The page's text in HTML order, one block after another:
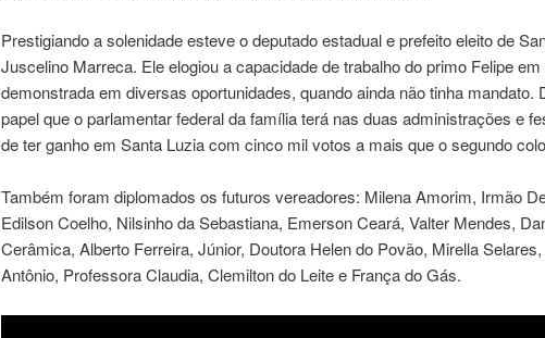
Prestigiando a solenidade esteve o deputado estadual e prefeito eleito de
Juscelino Marreca. Ele elogiou a capacidade de trabalho do primo Felipe
demonstrada em diversas oportunidades, quando ainda não tinha mandato.
papel que o parlamentar federal da família terá nas duas administrações e
de ter ganho em Santa Luzia com cinco mil votos a mais que o segundo
Também foram diplomados os futuros vereadores: Milena Amorim, Irmão
Edilson Coelho, Nilsinho da Sebastiana, Emerson Ceará, Valter Mendes,
Cerâmica, Alberto Ferreira, Júnior, Doutora Helen do Povão, Mirella
Antônio, Professora Claudia, Clemilton do Leite e França do Gás.